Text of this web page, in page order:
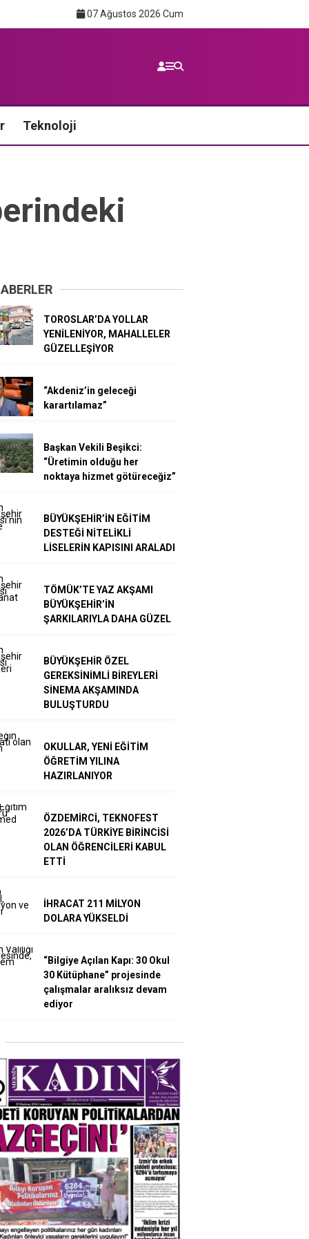
07 Ağustos 2026 Cum
Teknoloji
TOROSLAR’DA YOLLAR
YENİLENİYOR, MAHALLELER
GÜZELLEŞİYOR
“Akdeniz’in geleceği
karartılamaz”
Başkan Vekili Beşikci:
“Üretimin olduğu her
noktaya hizmet götüreceğiz”
BÜYÜKŞEHİR’İN EĞİTİM
DESTEĞİ NİTELİKLİ
LİSELERİN KAPISINI ARALADI
TÖMÜK’TE YAZ AKŞAMI
BÜYÜKŞEHİR’İN
ŞARKILARIYLA DAHA GÜZEL
BÜYÜKŞEHİR ÖZEL
GEREKSİNİMLİ BİREYLERİ
SİNEMA AKŞAMINDA
BULUŞTURDU
OKULLAR, YENİ EĞİTİM
ÖĞRETİM YILINA
HAZIRLANIYOR
ÖZDEMİRCİ, TEKNOFEST
2026’DA TÜRKİYE BİRİNCİSİ
OLAN ÖĞRENCİLERİ KABUL
ETTİ
İHRACAT 211 MİLYON
DOLARA YÜKSELDİ
“Bilgiye Açılan Kapı: 30 Okul
30 Kütüphane” projesinde
çalışmalar aralıksız devam
ediyor